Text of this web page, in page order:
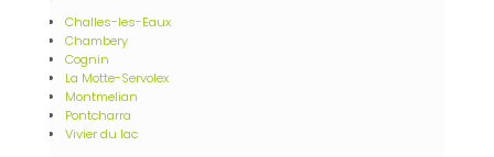
Challes-les-Eaux
Chambery
Cognin
La Motte-Servolex
Montmelian
Pontcharra
Vivier du lac